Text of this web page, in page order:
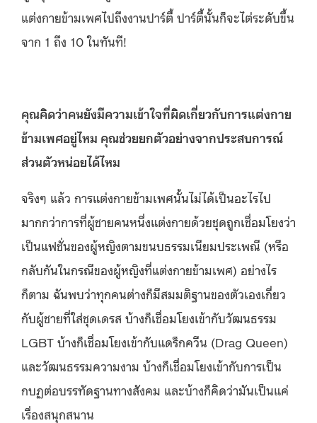
แต่งกายข้ามเพศไปถึงงานปาร์ตี้ ปาร์ตี้นั้นก็จะไต่ระดับขึ้น
จาก 1 ถึง 10 ในทันที!
คุณคิดว่าคนยังมีความเข้าใจที่ผิดเกี่ยวกับการแต่งกาย
ข้ามเพศอยู่ไหม คุณช่วยยกตัวอย่างจากประสบการณ์
ส่วนตัวหน่อยได้ไหม
จริงๆ แล้ว การแต่งกายข้ามเพศนั้นไม่ได้เป็นอะไรไป
มากกว่าการที่ผู้ชายคนหนึ่งแต่งกายด้วยชุดถูกเชื่อมโยงว่า
เป็นแฟชั่นของผู้หญิงตามขนบธรรมเนียมประเพณี (หรือ
กลับกันในกรณีของผู้หญิงที่แต่งกายข้ามเพศ) อย่างไร
ก็ตาม ฉันพบว่าทุกคนต่างก็มีสมมติฐานของตัวเองเกี่ยว
กับผู้ชายที่ใส่ชุดเดรส บ้างก็เชื่อมโยงเข้ากับวัฒนธรรม
LGBT บ้างก็เชื่อมโยงเข้ากับแดร็กควีน (Drag Queen)
และวัฒนธรรมความงาม บ้างก็เชื่อมโยงเข้ากับการเป็น
กบฏต่อบรรทัดฐานทางสังคม และบ้างก็คิดว่ามันเป็นแค่
เรื่องสนุกสนาน